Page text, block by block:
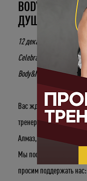
BODY&MIND
ДУШИ И ТЕЛА.
12 декабря в 14.00
Celebration» в стиле
Body&Mind? В наши
Вас ждет трехчасовой
тренеров: Ахметова
Алмаз, Чернышева
Мы постараемся
просим поддержать